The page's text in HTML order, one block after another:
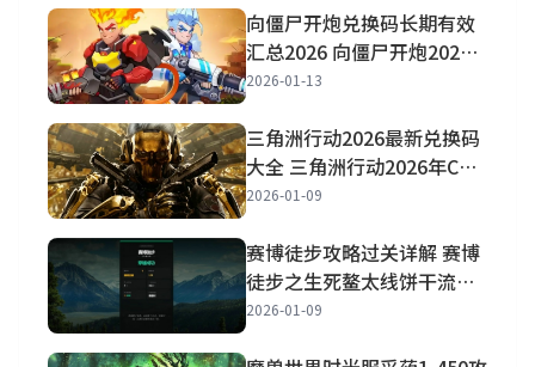
向僵尸开炮兑换码长期有效
汇总2026 向僵尸开炮2026
兑换码最新大全
2026-01-13
三角洲行动2026最新兑换码
大全 三角洲行动2026年CDK
兑换码大全
2026-01-09
赛博徒步攻略过关详解 赛博
徒步之生死鳌太线饼干流简
单通关攻略一览
2026-01-09